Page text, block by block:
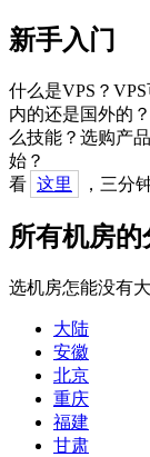
新手入门
什么是VPS？
内的还是国外的
么技能？选购产
始？
看 这里 ，三分
所有机房
选机房怎能没有
大陆
安徽
北京
重庆
福建
甘肃